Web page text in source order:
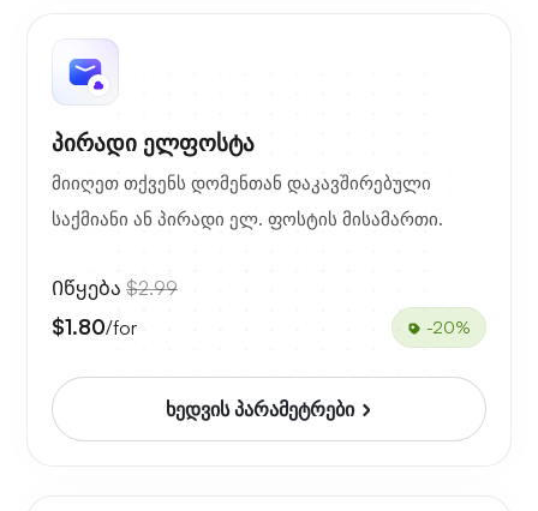
პირადი ელფოსტა
მიიღეთ თქვენს დომენთან დაკავშირებული
საქმიანი ან პირადი ელ. ფოსტის მისამართი.
Იწყება $2.99
$1.80/for -20%
ხედვის პარამეტრები